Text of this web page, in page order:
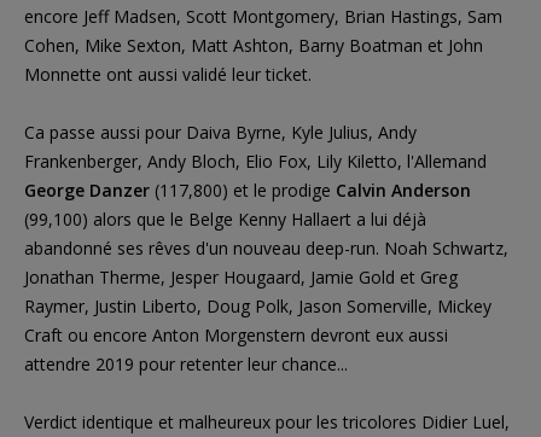
encore Jeff Madsen, Scott Montgomery, Brian Hastings, Sam
Cohen, Mike Sexton, Matt Ashton, Barny Boatman et John
Monnette ont aussi validé leur ticket.
Ca passe aussi pour Daiva Byrne, Kyle Julius, Andy
Frankenberger, Andy Bloch, Elio Fox, Lily Kiletto, l'Allemand
George Danzer (117,800) et le prodige Calvin Anderson
(99,100) alors que le Belge Kenny Hallaert a lui déjà
abandonné ses rêves d'un nouveau deep-run. Noah Schwartz,
Jonathan Therme, Jesper Hougaard, Jamie Gold et Greg
Raymer, Justin Liberto, Doug Polk, Jason Somerville, Mickey
Craft ou encore Anton Morgenstern devront eux aussi
attendre 2019 pour retenter leur chance...
Verdict identique et malheureux pour les tricolores Didier Luel,